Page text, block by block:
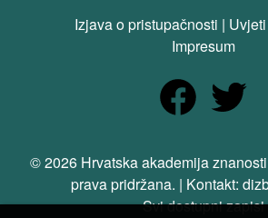
Izjava o pristupačnosti |
Impresum
© 2026 Hrvatska akademija
prava pridržana. | Kontakt:
Svi dostupni zapisi